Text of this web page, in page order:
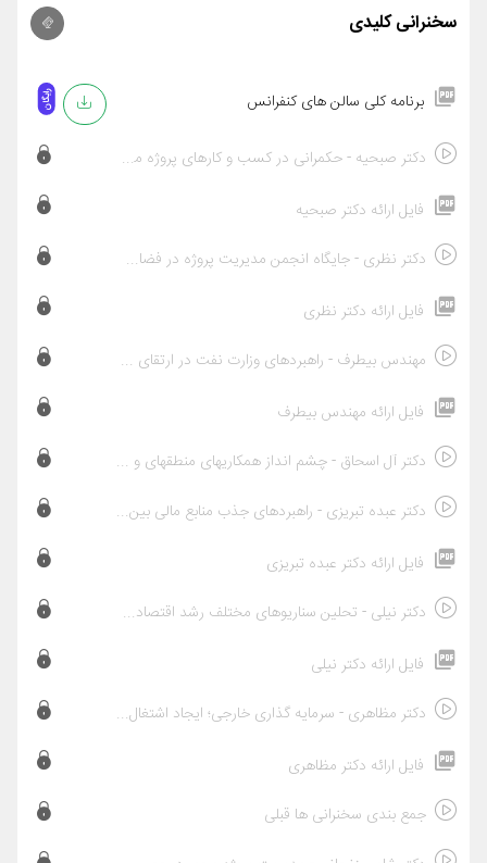
سخنرانی کلیدی
برنامه کلی سالن های کنفرانس رایگان
دکتر صبحیه - حکمرانی در کسب و کارهای پروژه محور
فایل ارائه دکتر صبحیه
دکتر نظری - جایگاه انجمن مدیریت پروژه در فضای کسب و کار پروژه محور
فایل ارائه دکتر نظری
مهندس بیطرف - راهبردهای وزارت نفت در ارتقای مدیریت طرحهای بالادستی صنعت نفت
فایل ارائه مهندس بیطرف
دکتر آل اسحاق - چشم انداز همکاریهای منطقهای و بین المللی در کسب و کارهای پروژه محور
دکتر عبده تبریزی - راهبردهای جذب منابع مالی بین المللی متناسب با شرایط امروز اقتصادی سیاسی ایران
فایل ارائه دکتر عبده تبریزی
دکتر نیلی - تحلین سناریوهای مختلف رشد اقتصادی آینده کشور
فایل ارائه دکتر نیلی
دکتر مظاهری - سرمایه گذاری خارجی؛ ایجاد اشتغال یا صادرات شغل؟
فایل ارائه دکتر مظاهری
جمع بندی سخنرانی ها قبلی